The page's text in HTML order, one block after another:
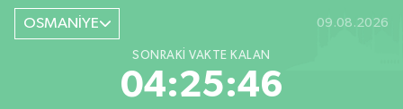
OSMANİYE 09.08.2026
SONRAKI VAKTE KALAN
04:25:44